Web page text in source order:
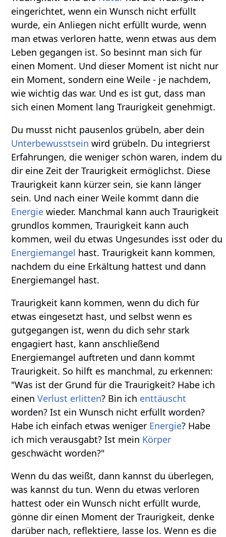
eingerichtet, wenn ein Wunsch nicht erfüllt
wurde, ein Anliegen nicht erfüllt wurde, wenn
man etwas verloren hatte, wenn etwas aus dem
Leben gegangen ist. So besinnt man sich für
einen Moment. Und dieser Moment ist nicht nur
ein Moment, sondern eine Weile - je nachdem,
wie wichtig das war. Und es ist gut, dass man
sich einen Moment lang Traurigkeit genehmigt.
Du musst nicht pausenlos grübeln, aber dein
Unterbewusstsein wird grübeln. Du integrierst
Erfahrungen, die weniger schön waren, indem du
dir eine Zeit der Traurigkeit ermöglichst. Diese
Traurigkeit kann kürzer sein, sie kann länger
sein. Und nach einer Weile kommt dann die
Energie wieder. Manchmal kann auch Traurigkeit
grundlos kommen, Traurigkeit kann auch
kommen, weil du etwas Ungesundes isst oder du
Energiemangel hast. Traurigkeit kann kommen,
nachdem du eine Erkältung hattest und dann
Energiemangel hast.
Traurigkeit kann kommen, wenn du dich für
etwas eingesetzt hast, und selbst wenn es
gutgegangen ist, wenn du dich sehr stark
engagiert hast, kann anschließend
Energiemangel auftreten und dann kommt
Traurigkeit. So hilft es manchmal, zu erkennen:
"Was ist der Grund für die Traurigkeit? Habe ich
einenVerlust erlitten? Bin ich enttäuscht
worden? Ist ein Wunsch nicht erfüllt worden?
Habe ich einfach etwas weniger Energie? Habe
ich mich verausgabt? Ist mein Körper
geschwächt worden?"
Wenn du das weißt, dann kannst du überlegen,
was kannst du tun. Wenn du etwas verloren
hattest oder ein Wunsch nicht erfüllt wurde,
gönne dir einen Moment der Traurigkeit, denke
darüber nach, reflektiere, lasse los. Wenn es die